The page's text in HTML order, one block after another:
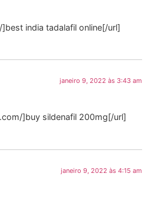
india tadalafil online[/url]
janeiro 9, 2022 às 3:43 am
]buy sildenafil 200mg[/url]
janeiro 9, 2022 às 4:15 am